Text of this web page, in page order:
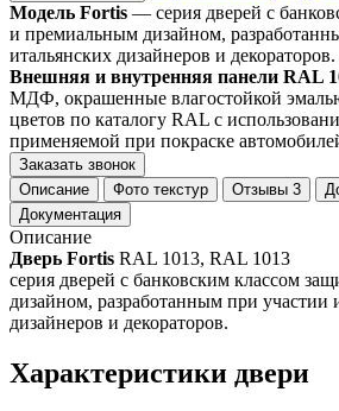
Модель Fortis — серия дверей с
и премиальным дизайном,
итальянских дизайнеров и декораторов.
Внешняя и внутренняя панели RAL
МДФ, окрашенные влагостойкой
цветов по каталогу RAL с
применяемой при покраске
Заказать звонок
Описание
Фото текстур Отзывы 3
Документация
Описание
Дверь Fortis RAL 1013, RAL 1013
серия дверей с банковским классом
дизайном, разработанным при участии
дизайнеров и декораторов.
Характеристики двери